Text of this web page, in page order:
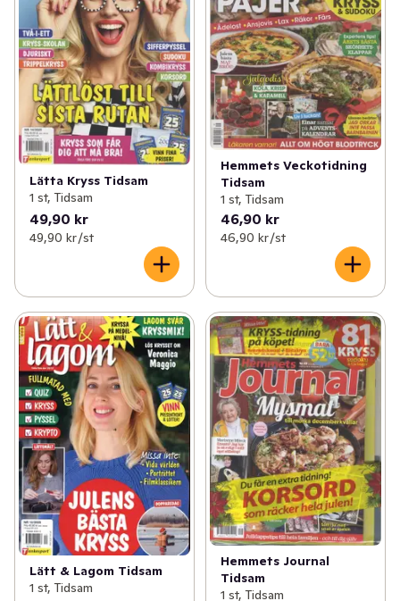
Lätta Kryss Tidsam
1 st, Tidsam
49,90 kr
49,90 kr /st
Hemmets Veckotidning
Tidsam
1 st, Tidsam
46,90 kr
46,90 kr /st
Lätt & Lagom Tidsam
1 st, Tidsam
Hemmets Journal
Tidsam
1 st, Tidsam